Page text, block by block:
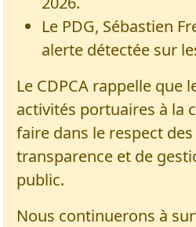
Le PDG, Sébastien
alerte détectée sur
Le CDPCA rappelle que
activités portuaires à la
faire dans le respect
transparence et de
public.
Nous continuerons à